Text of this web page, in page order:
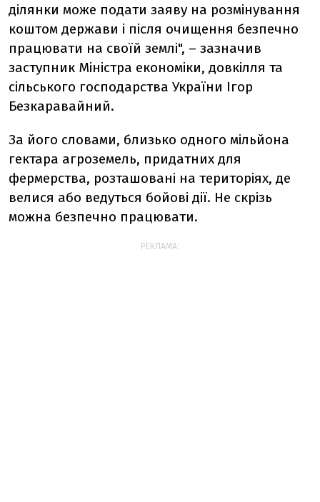
ділянки може подати заяву на розмінування
коштом держави і після очищення безпечно
працювати на своїй землі", – зазначив
заступник Міністра економіки, довкілля та
сільського господарства України Ігор
Безкаравайний.
За його словами, близько одного мільйона
гектара агроземель, придатних для
фермерства, розташовані на територіях, де
велися або ведуться бойові дії. Не скрізь
можна безпечно працювати.
РЕКЛАМА: